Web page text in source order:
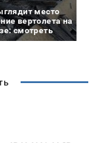
место
вертолета на
смотреть